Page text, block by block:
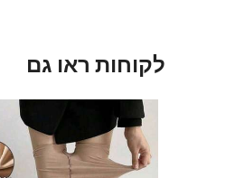
לקוחות ראו גם